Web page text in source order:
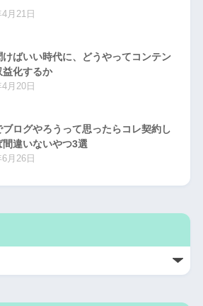
月21日
けばいい時代に、どうやってコンテン
益化するか
月20日
ブログやろうって思ったらコレ契約し
間違いないやつ3選
月26日